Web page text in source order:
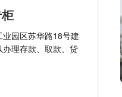
园区苏华路18号建
理存款、取款、贷